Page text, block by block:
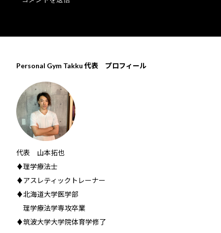
Personal Gym Takku 代表 プロフィール
代表 山本拓也
♦理学療法士
♦アスレティックトレーナー
♦北海道大学医学部
理学療法学専攻卒業
♦筑波大学大学院体育学修了